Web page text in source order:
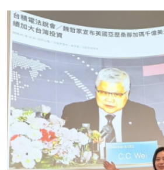
場，今年3月才以1億8880萬元成交，
場，沒想到才短短幾個月，新屋主近
「UR LIVING生活美學」集合多個台
全台共有10間門市， 去年5月首度跨
路設立實體據點，被不少在地人稱為
開幕後也迅速成為網美熱門打卡點。
該商場原由「台安醫藥」持有，2022
取得，2025年曾開價3.2億元出售，根
億8880萬元售出，原屋主帳面虧損